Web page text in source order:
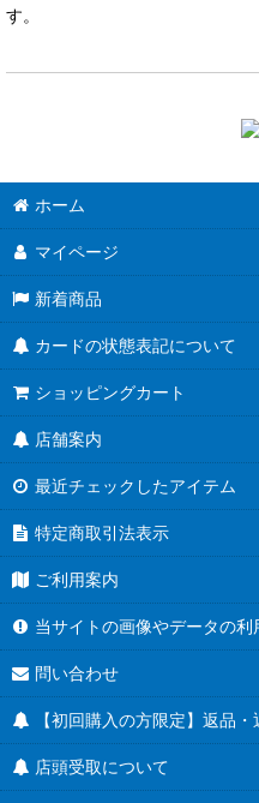
す。
ホーム
マイページ
新着商品
カードの状態表記について
ショッピングカート
店舗案内
最近チェックしたアイテム
特定商取引法表示
ご利用案内
当サイトの画像やデータの利
問い合わせ
【初回購入の方限定】返品
店頭受取について